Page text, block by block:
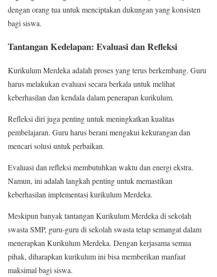
dengan orang tua untuk menciptakan dukungan yang konsisten
bagi siswa.
Tantangan Kedelapan: Evaluasi dan Refleksi
Kurikulum Merdeka adalah proses yang terus berkembang. Guru
harus melakukan evaluasi secara berkala untuk melihat
keberhasilan dan kendala dalam penerapan kurikulum.
Refleksi diri juga penting untuk meningkatkan kualitas
pembelajaran. Guru harus berani mengakui kekurangan dan
mencari solusi untuk perbaikan.
Evaluasi dan refleksi membutuhkan waktu dan energi ekstra.
Namun, ini adalah langkah penting untuk memastikan
keberhasilan implementasi kurikulum Merdeka.
Meskipun banyak tantangan Kurikulum Merdeka di sekolah
swasta SMP, guru-guru di sekolah swasta tetap semangat dalam
menerapkan Kurikulum Merdeka. Dengan kerjasama semua
pihak, diharapkan kurikulum ini bisa memberikan manfaat
maksimal bagi siswa.